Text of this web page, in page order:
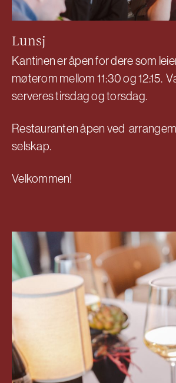
Lunsj
Kantinen er åpen for dere som
møterom mellom 11:30 og 12:15.
serveres tirsdag og torsdag.
Restauranten åpen ved
selskap.
Velkommen!